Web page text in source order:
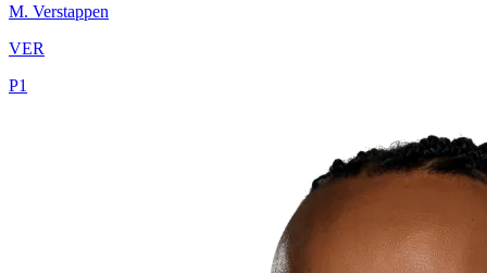
M. Verstappen
VER
P1